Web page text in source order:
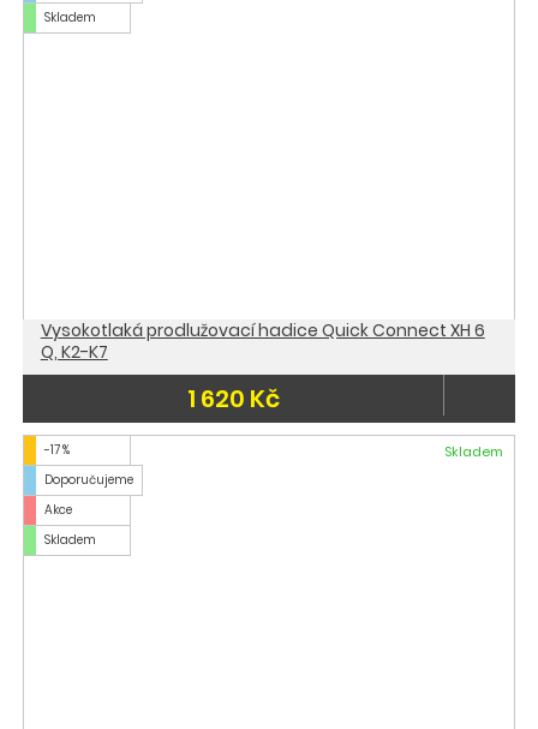
Skladem
Vysokotlaká prodlužovací hadice Quick Connect XH 6
Q, K2-K7
1 620 Kč
-17 %
Doporučujeme
Akce
Skladem
Skladem